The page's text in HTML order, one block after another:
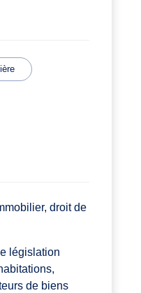
droit de
législation
de biens